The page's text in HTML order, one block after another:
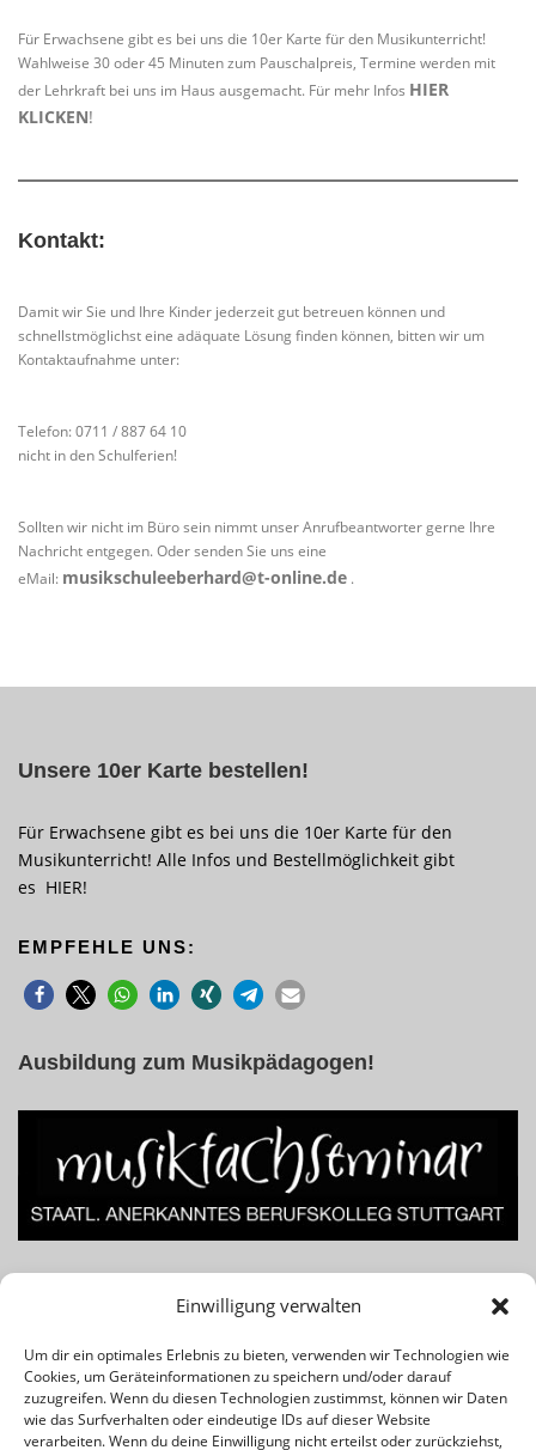
Einwilligung verwalten
Um dir ein optimales Erlebnis zu bieten, verwenden wir Technologien wie
Cookies, um Geräteinformationen zu speichern und/oder darauf
zuzugreifen. Wenn du diesen Technologien zustimmst, können wir Daten
wie das Surfverhalten oder eindeutige IDs auf dieser Website
verarbeiten. Wenn du deine Einwilligung nicht erteilst oder zurückziehst,
Für Erwachsene gibt es bei uns die 10er Karte für den Musikunterricht!
Wahlweise 30 oder 45 Minuten zum Pauschalpreis, Termine werden mit
der Lehrkraft bei uns im Haus ausgemacht. Für mehr Infos HIER
KLICKEN!
Kontakt:
Damit wir Sie und Ihre Kinder jederzeit gut betreuen können und
schnellstmöglichst eine adäquate Lösung finden können, bitten wir um
Kontaktaufnahme unter:
Telefon: 0711 / 887 64 10
nicht in den Schulferien!
Sollten wir nicht im Büro sein nimmt unser Anrufbeantworter gerne Ihre
Nachricht entgegen. Oder senden Sie uns eine
eMail: musikschuleeberhard@t-online.de .
Unsere 10er Karte bestellen!
Für Erwachsene gibt es bei uns die 10er Karte für den
Musikunterricht! Alle Infos und Bestellmöglichkeit gibt
es HIER!
EMPFEHLE UNS:
Ausbildung zum Musikpädagogen!
Lust am Beruf des Musiklehrers bzw. Musikpädagogen? Für
Infos einfach das Banner klicken!
Rechtliches & Wichtiges: